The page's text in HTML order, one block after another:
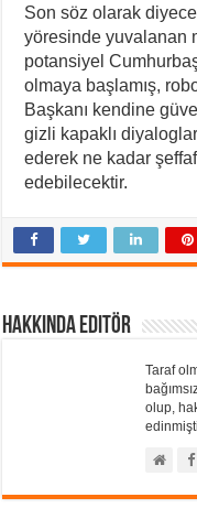
Son söz olarak
yöresinde yuvalanan
potansiyel
olmaya başlamış,
Başkanı kendine
gizli kapaklı
ederek ne kadar
edebilecektir.
Hakkında Editör
Taraf
olup,